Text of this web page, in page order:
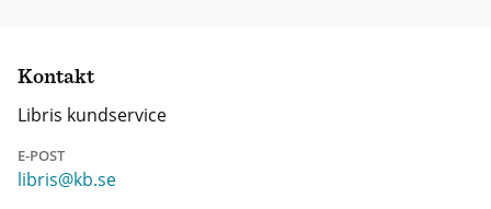
Kontakt
Libris kundservice
E-POST
libris@kb.se